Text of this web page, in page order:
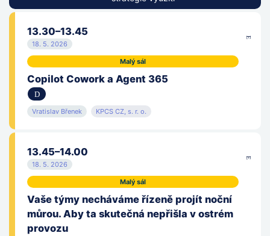
13.30–13.45
18. 5. 2026
Malý sál
Copilot Cowork a Agent 365
Vratislav Břenek KPCS CZ, s. r. o.
13.45–14.00
18. 5. 2026
Malý sál
Vaše týmy necháváme řízeně projít noční
můrou. Aby ta skutečná nepřišla v ostrém
provozu